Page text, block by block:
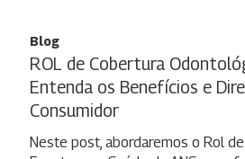
Blog
ROL de Cobertura
Entenda os Benefícios e
Consumidor
Neste post, abordaremos o Rol